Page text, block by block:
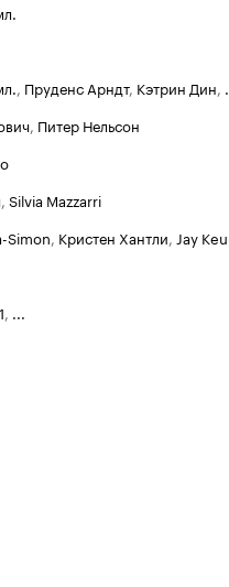
, Пруденс Арндт, Кэтрин Дин,
, Питер Нельсон
, Silvia Mazzarri
Simon, Кристен Хантли, Jay
, ...